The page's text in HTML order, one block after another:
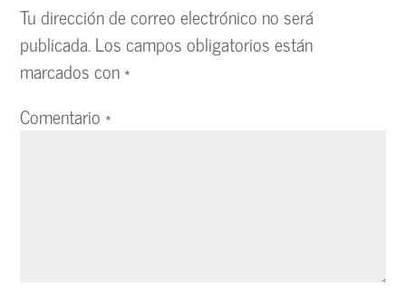
Tu dirección de correo electrónico no será
publicada.Los campos obligatorios están
marcados con*
Comentario*